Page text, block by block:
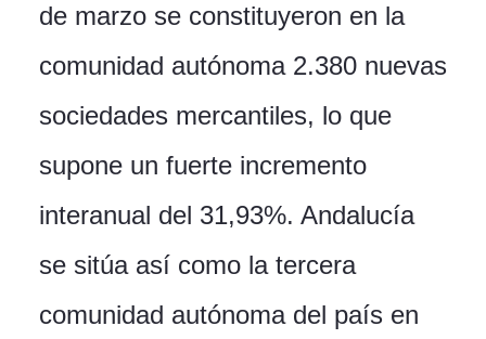
de marzo se constituyeron en la
comunidad autónoma 2.380 nuevas
sociedades mercantiles, lo que
supone un fuerte incremento
interanual del 31,93%. Andalucía
se sitúa así como la tercera
comunidad autónoma del país en